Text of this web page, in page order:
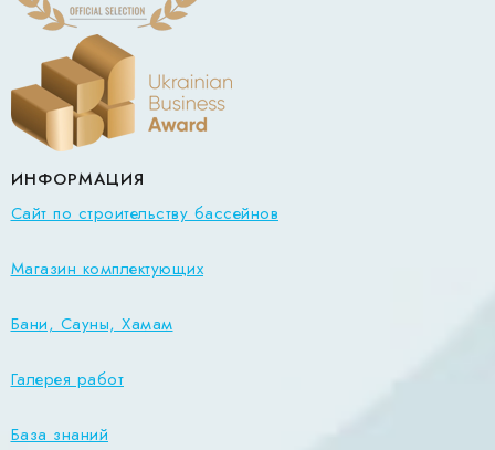
ИНФОРМАЦИЯ
Сайт по строительству бассейнов
Магазин комплектующих
Бани, Сауны, Хамам
Галерея работ
База знаний